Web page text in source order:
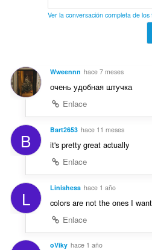
s
c
i
s
n
i
o
s
l
n
t
c
i
o
:
Ver la conversación completa de los
Wweennn hace 7 meses
очень удобная штучка
Enlace
B Bart2653 hace 11 meses
it's pretty great actually
Enlace
L Linishesa hace 1 año
colors are not the ones I
Enlace
oViky hace 1 año